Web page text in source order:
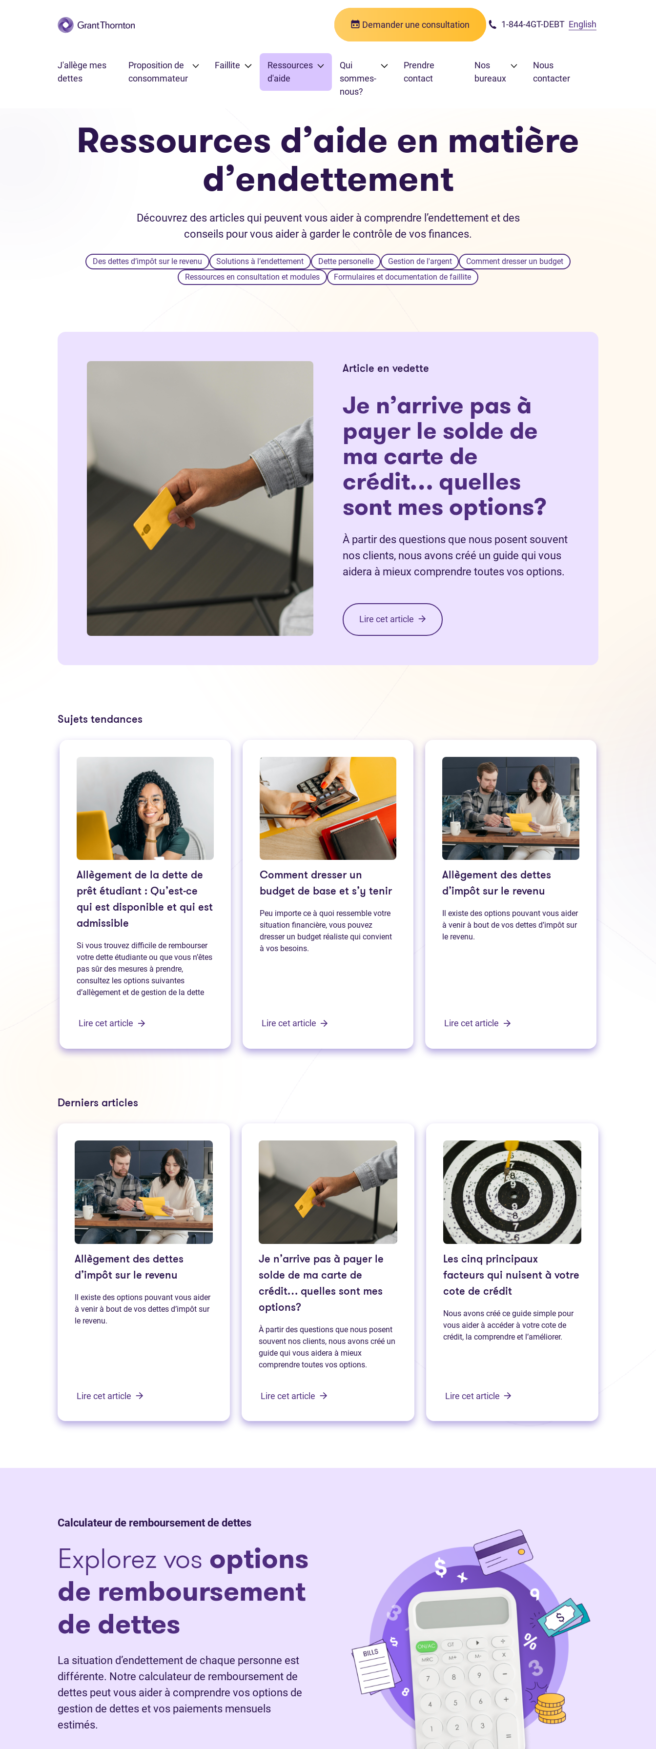
Passer au contenu principal Demander une consultation 1-844-4GT-DEBT English
J'allège mes
dettes
Proposition de
consommateur
Faillite
Ressources
d'aide
Qui
sommes-
nous?
Prendre
contact
Nos
bureaux
Nous
contacter
Ressources d’aide en matière
d’endettement
Découvrez des articles qui peuvent vous aider à comprendre l’endettement et des
conseils pour vous aider à garder le contrôle de vos finances.
Des dettes d’impôt sur le revenu Solutions à l’endettement Dette personelle Gestion de l'argent
Comment dresser un budget
Ressources en consultation et modules
Formulaires et documentation de faillite
Article en vedette
Je n’arrive pas à
payer le solde de
ma carte de
crédit… quelles
sont mes options?
À partir des questions que nous posent souvent
nos clients, nous avons créé un guide qui vous
aidera à mieux comprendre toutes vos options.
Lire cet article
Sujets tendances
Allègement de la dette de
prêt étudiant : Qu’est-ce
qui est disponible et qui est
admissible
Si vous trouvez difficile de rembourser
votre dette étudiante ou que vous n’êtes
pas sûr des mesures à prendre,
consultez les options suivantes
d’allègement et de gestion de la dette
Lire cet article
Comment dresser un
budget de base et s’y tenir
Peu importe ce à quoi ressemble votre
situation financière, vous pouvez
dresser un budget réaliste qui convient
à vos besoins.
Lire cet article
Allègement des dettes
d’impôt sur le revenu
Il existe des options pouvant vous aider
à venir à bout de vos dettes d’impôt sur
le revenu.
Lire cet article
Derniers articles
Allègement des dettes
d’impôt sur le revenu
Il existe des options pouvant vous aider
à venir à bout de vos dettes d’impôt sur
le revenu.
Lire cet article
Je n’arrive pas à payer le
solde de ma carte de
crédit… quelles sont mes
options?
À partir des questions que nous posent
souvent nos clients, nous avons créé un
guide qui vous aidera à mieux
comprendre toutes vos options.
Lire cet article
Les cinq principaux
facteurs qui nuisent à votre
cote de crédit
Nous avons créé ce guide simple pour
vous aider à accéder à votre cote de
crédit, la comprendre et l’améliorer.
Lire cet article
Calculateur de remboursement de dettes
Explorez vos options
de remboursement
de dettes
La situation d’endettement de chaque personne est
différente. Notre calculateur de remboursement de
dettes peut vous aider à comprendre vos options de
gestion de dettes et vos paiements mensuels
estimés.